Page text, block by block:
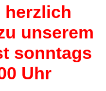
herzlich
unserem
sonntags
Uhr